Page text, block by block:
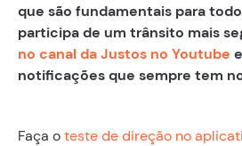
que são fundamentais para
participa de um trânsito mais
no canal da Justos no Youtube
notificações que sempre tem
Faça oteste de direção no